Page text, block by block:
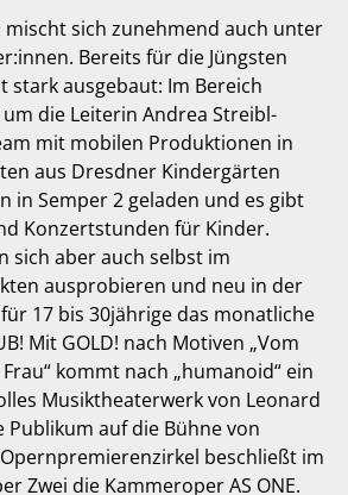
mischt sich zunehmend auch unter
Bereits für die Jüngsten
stark ausgebaut: Im Bereich
die Leiterin Andrea Streibl-
mit mobilen Produktionen in
aus Dresdner Kindergärten
in Semper 2 geladen und es gibt
Konzertstunden für Kinder.
sich aber auch selbst im
ausprobieren und neu in der
17 bis 30jährige das monatliche
Mit GOLD! nach Motiven „Vom
kommt nach „humanoid“ ein
Musiktheaterwerk von Leonard
Publikum auf die Bühne von
beschließt im
Zwei die Kammeroper AS ONE.